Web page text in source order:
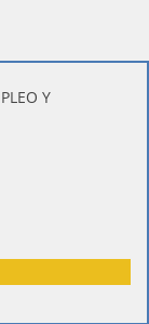
Y